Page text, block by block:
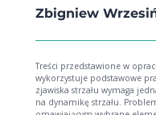
Zbigniew
Treści przedstawione w
wykorzystuje podstawowe
zjawiska strzału wymaga
na dynamikę strzału.